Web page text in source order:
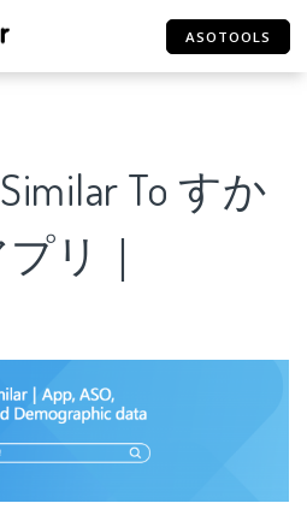
ASOTOOLS
To すか
リ｜